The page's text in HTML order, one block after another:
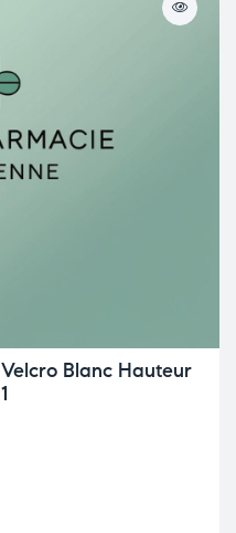
Blanc Hauteur